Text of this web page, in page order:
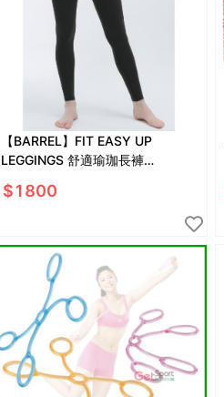
【BARREL】FIT EASY UP
LEGGINGS 舒適瑜珈長褲
$1800